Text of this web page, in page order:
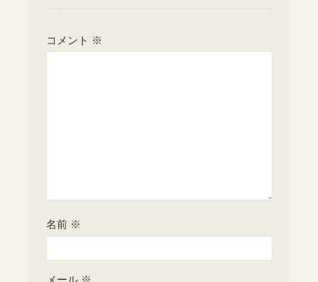
コメント ※
名前 ※